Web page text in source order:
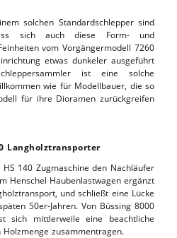
solchen Standardschlepper sind
sich auch diese Form- und
vom Vorgängermodell 7260
etwas dunkeler ausgeführt
ist eine solche
wie für Modellbauer, die so
für ihre Dioramen zurückgreifen
Langholztransporter
140 Zugmaschine den Nachläufer
Henschel Haubenlastwagen ergänzt
und schließt eine Lücke
50er-Jahren. Von Büssing 8000
sich mittlerweile eine beachtliche
zusammentragen.